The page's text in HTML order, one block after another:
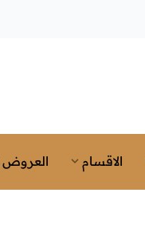
الاقسام العروض